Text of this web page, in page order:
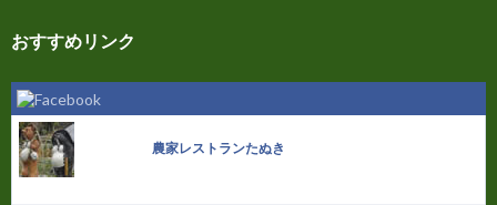
おすすめリンク
農家レストランたぬき